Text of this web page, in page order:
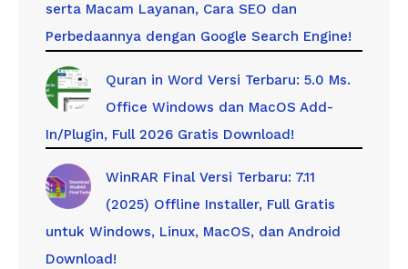
serta Macam Layanan, Cara SEO dan
Perbedaannya dengan Google Search Engine!
Quran in Word Versi Terbaru: 5.0 Ms.
Office Windows dan MacOS Add-
In/Plugin, Full 2026 Gratis Download!
WinRAR Final Versi Terbaru: 7.11
(2025) Offline Installer, Full Gratis
untuk Windows, Linux, MacOS, dan Android
Download!